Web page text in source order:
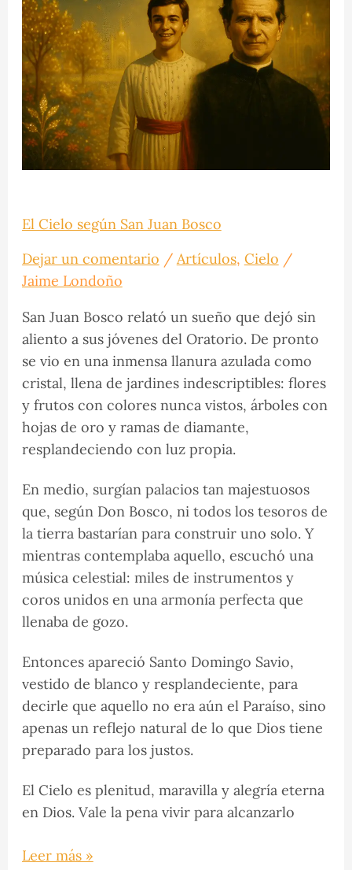
El Cielo según San Juan Bosco
Dejar un comentario / Artículos, Cielo /
Jaime Londoño
San Juan Bosco relató un sueño que dejó sin
aliento a sus jóvenes del Oratorio. De pronto
se vio en una inmensa llanura azulada como
cristal, llena de jardines indescriptibles: flores
y frutos con colores nunca vistos, árboles con
hojas de oro y ramas de diamante,
resplandeciendo con luz propia.
En medio, surgían palacios tan majestuosos
que, según Don Bosco, ni todos los tesoros de
la tierra bastarían para construir uno solo. Y
mientras contemplaba aquello, escuchó una
música celestial: miles de instrumentos y
coros unidos en una armonía perfecta que
llenaba de gozo.
Entonces apareció Santo Domingo Savio,
vestido de blanco y resplandeciente, para
decirle que aquello no era aún el Paraíso, sino
apenas un reflejo natural de lo que Dios tiene
preparado para los justos.
El Cielo es plenitud, maravilla y alegría eterna
en Dios. Vale la pena vivir para alcanzarlo
según
San
Juan
Bosco
Leer más »